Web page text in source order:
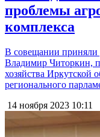
проблемы
комплекса
В совещании приняли
Владимир Читоркин,
хозяйства Иркутской
регионального
14 ноября 2023 10:11